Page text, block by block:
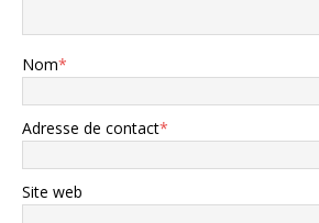
Nom*
Adresse de contact*
Site web